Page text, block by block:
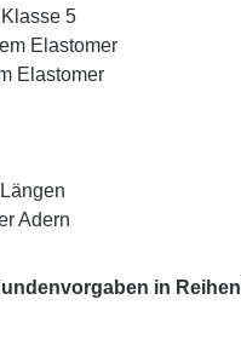
5
Elastomer
Elastomer
Adern
in